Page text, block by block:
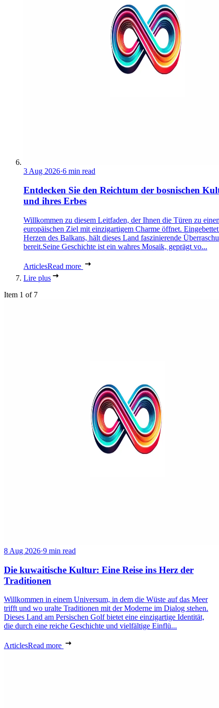
3 Aug 2026·6 min read
Entdecken Sie den Reichtum der bosnischen
und ihres Erbes
Willkommen zu diesem Leitfaden, der Ihnen die Türen zu
europäischen Ziel mit einzigartigem Charme öffnet.
Herzen des Balkans, hält dieses Land faszinierende
bereit.Seine Geschichte ist ein wahres Mosaik, geprägt vo...
ArticlesRead more
Lire plus
Item 1 of 7
8 Aug 2026·9 min read
Die kuwaitische Kultur: Eine Reise ins Herz der
Traditionen
Willkommen in einem Universum, in dem die Wüste auf das Meer
trifft und wo uralte Traditionen mit der Moderne im Dialog stehen.
Dieses Land am Persischen Golf bietet eine einzigartige Identität,
die durch eine reiche Geschichte und vielfältige Einflü...
ArticlesRead more